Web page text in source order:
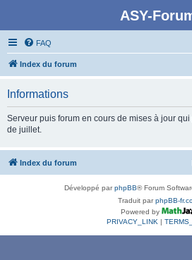
ASY-
FAQ
Index du forum
Informations
Serveur puis forum en cours de mises à jour
de juillet.
Index du forum
Développé parphpBB® Forum
Traduit parphpBB-
Powered by
PRIVACY_LINK |